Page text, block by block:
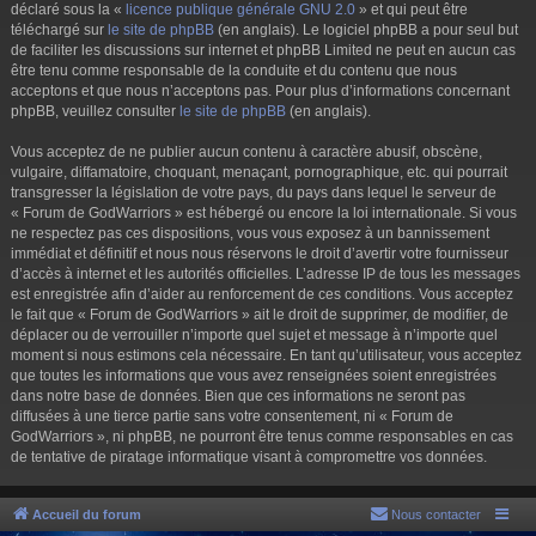
déclaré sous la « licence publique générale GNU 2.0 » et qui peut être
téléchargé sur le site de phpBB (en anglais). Le logiciel phpBB a pour seul but
de faciliter les discussions sur internet et phpBB Limited ne peut en aucun cas
être tenu comme responsable de la conduite et du contenu que nous
acceptons et que nous n’acceptons pas. Pour plus d’informations concernant
phpBB, veuillez consulter le site de phpBB (en anglais).
Vous acceptez de ne publier aucun contenu à caractère abusif, obscène,
vulgaire, diffamatoire, choquant, menaçant, pornographique, etc. qui pourrait
transgresser la législation de votre pays, du pays dans lequel le serveur de
« Forum de GodWarriors » est hébergé ou encore la loi internationale. Si vous
ne respectez pas ces dispositions, vous vous exposez à un bannissement
immédiat et définitif et nous nous réservons le droit d’avertir votre fournisseur
d’accès à internet et les autorités officielles. L’adresse IP de tous les messages
est enregistrée afin d’aider au renforcement de ces conditions. Vous acceptez
le fait que « Forum de GodWarriors » ait le droit de supprimer, de modifier, de
déplacer ou de verrouiller n’importe quel sujet et message à n’importe quel
moment si nous estimons cela nécessaire. En tant qu’utilisateur, vous acceptez
que toutes les informations que vous avez renseignées soient enregistrées
dans notre base de données. Bien que ces informations ne seront pas
diffusées à une tierce partie sans votre consentement, ni « Forum de
GodWarriors », ni phpBB, ne pourront être tenus comme responsables en cas
de tentative de piratage informatique visant à compromettre vos données.
Accueil du forum Nous contacter